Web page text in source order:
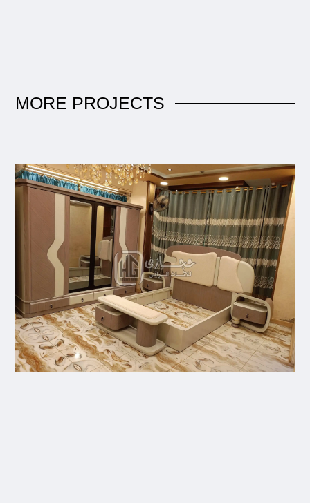
MORE PROJECTS